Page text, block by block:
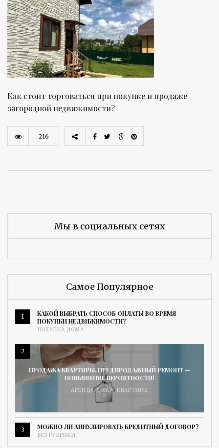
Как стоит торговаться при покупке и продаже
загородной недвижимости?
216
Мы в социальных сетях
Самое Популярное
1
КАКОЙ ВЫБРАТЬ СПОСОБ ОПЛАТЫ ВО ВРЕМЯ
ПОКУПКИ НЕДВИЖИМОСТИ?
ПОКУПКА ДОМА
2
ПРОДАЖА КВАРТИРЫ. ПРЕДПРОДАЖНЫЙ РЕМОНТ —
ПОВЫШЕНИЕ ВЕРОЯТНОСТИ!
АРЕНДА ДОМА, КВАРТИРЫ
3 МОЖНО ЛИ АННУЛИРОВАТЬ КРЕДИТНЫЙ ДОГОВОР?
БЕЗ РУБРИКИ